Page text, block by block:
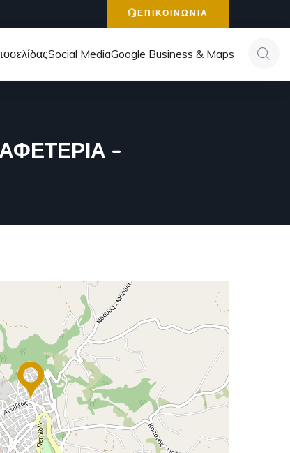
ΕΠΙΚΟΙΝΩΝΙΑ
Social MediaGoogle Business & Maps
–